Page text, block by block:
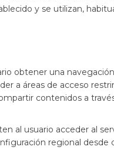
y se utilizan,
obtener una
a áreas de acceso
contenidos a
al usuario acceder al
regional desde